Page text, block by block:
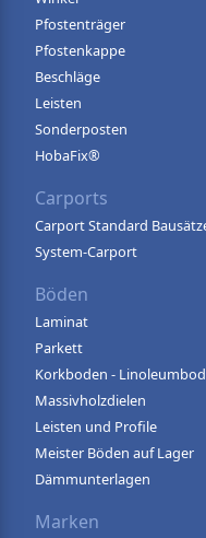
Pfostenträger
Pfostenkappe
Beschläge
Leisten
Sonderposten
HobaFix®
Carports
Carport Standard
System-Carport
Böden
Laminat
Parkett
Korkboden -
Massivholzdielen
Leisten und Profile
Meister Böden auf Lager
Dämmunterlagen
Marken